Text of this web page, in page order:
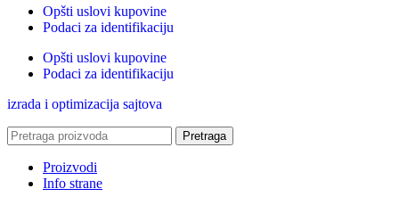
Opšti uslovi kupovine
Podaci za identifikaciju
Opšti uslovi kupovine
Podaci za identifikaciju
izrada i optimizacija sajtova
Pretraga
Proizvodi
Info strane